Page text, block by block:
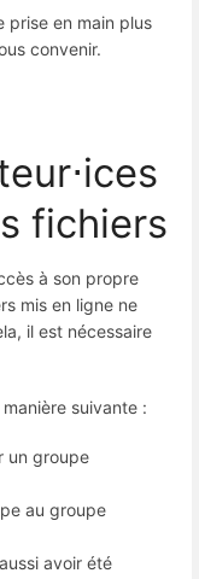
prise en main plus
convenir.
fichiers
à son propre
mis en ligne ne
il est nécessaire
suivante :
un groupe
au groupe
avoir été